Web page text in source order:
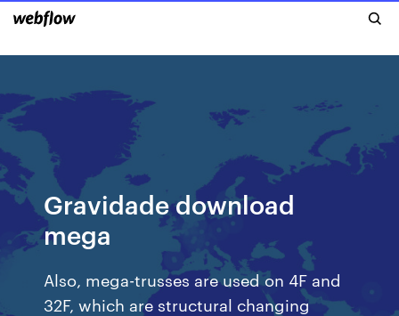
Gravidade download
mega
Also, mega-trusses are used on 4F and
32F, which are structural changing